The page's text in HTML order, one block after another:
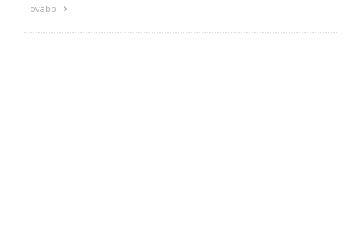
Tovább